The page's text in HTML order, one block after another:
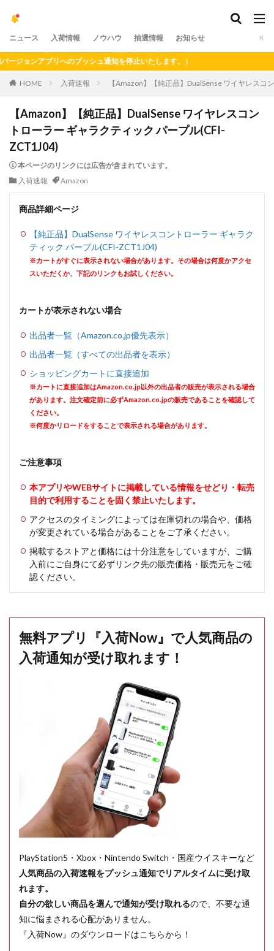
ニュース 入荷情報 ノウハウ 抽選情報 お知らせ
ンアプリへのプッシュ通知を停止いたします。）
HOME 入荷速報 【Amazon】【純正品】DualSense ワイヤレス
【Amazon】【純正品】DualSense ワイヤレスコン
トローラー ギャラクティック パープル(CFI-
ZCT1J04)
本ページのリンクには広告が含まれています。
入荷速報
Amazon
商品詳細ページ
【純正品】DualSense ワイヤレスコントローラー ギャラク
ティック パープル(CFI-ZCT1J04)
※カートがすぐに表示されない場合があります。その場合は何度かアクセ
スいただくか、下記のリンクもお試しください。
カートが表示されない場合
出品者一覧（Amazon.co.jp優先表示）
出品者一覧（すべての出品者を表示）
ショッピングカートに直接追加
※カートに直接追加はAmazon.co.jp以外の出品者の販売が表示される場合
があります。注文確定前に必ずAmazon.co.jpの販売であることを確認して
ください。
※何度かリロードをすることで表示される場合があります。
ご注意事項
本アプリやWEBサイトに掲載している情報をせどり・転売
目的で利用することを固く禁止いたします。
アクセスのタイミングによっては在庫切れの場合や、価格
が変更されている場合があることをご了承ください。
掲載するストアと価格には十分注意をしていますが、ご購
入前にご自身にて必ずリンク先の販売価格・販売元をご確
認ください。
無料アプリ『入荷Now』で人気商品の
入荷通知が受け取れます！
PlayStation5・Xbox・Nintendo Switch・国産ウイスキーなど
人気商品の入荷速報をプッシュ通知でリアルタイムに受け取
れます。
自分の欲しい商品を選んで通知が受け取れるので、不要な通
知に悩まされる心配がありません。
『入荷Now』のダウンロードはこちらから！